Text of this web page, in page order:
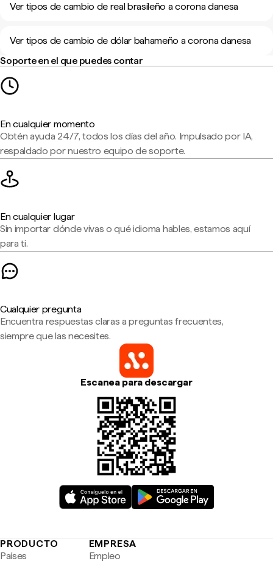
Ver tipos de cambio de real brasileño a corona danesa
Ver tipos de cambio de dólar bahameño a corona danesa
Soporte en el que puedes contar
En cualquier momento
Obtén ayuda 24/7, todos los días del año. Impulsado por IA,
respaldado por nuestro equipo de soporte.
En cualquier lugar
Sin importar dónde vivas o qué idioma hables, estamos aquí
para ti.
Cualquier pregunta
Encuentra respuestas claras a preguntas frecuentes,
siempre que las necesites.
Escanea para descargar
PRODUCTO
Países
EMPRESA
Empleo